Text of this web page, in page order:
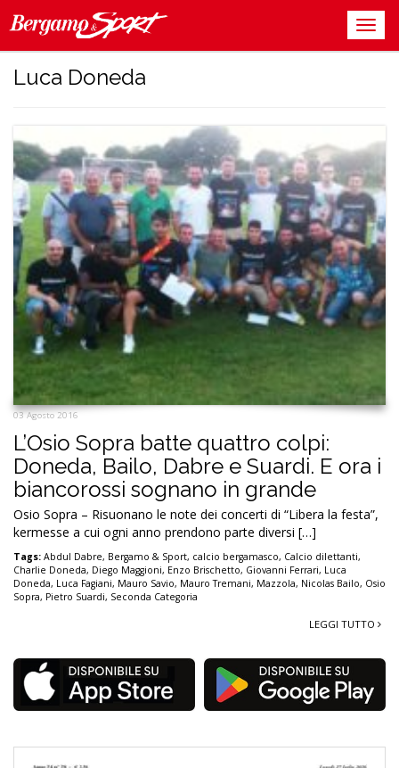
Luca Doneda
03 Agosto 2016
L’Osio Sopra batte quattro colpi:
Doneda, Bailo, Dabre e Suardi. E ora i
biancorossi sognano in grande
Osio Sopra – Risuonano le note dei concerti di “Libera la festa”,
kermesse a cui ogni anno prendono parte diversi […]
Tags: Abdul Dabre, Bergamo & Sport, calcio bergamasco, Calcio dilettanti,
Charlie Doneda, Diego Maggioni, Enzo Brischetto, Giovanni Ferrari, Luca
Doneda, Luca Fagiani, Mauro Savio, Mauro Tremani, Mazzola, Nicolas Bailo, Osio
Sopra, Pietro Suardi, Seconda Categoria
LEGGI TUTTO